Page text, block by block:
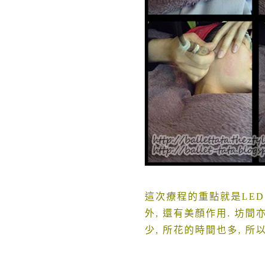
這次療程的重點就是
外, 還有美顏作用 . 坊間
少, 所花的時間也多 , 所